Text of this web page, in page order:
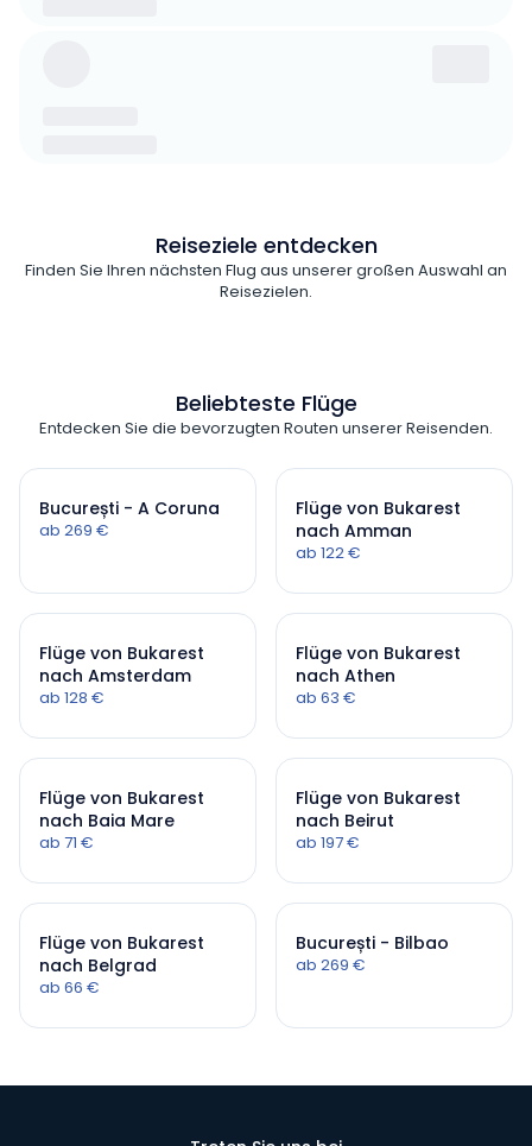
Reiseziele entdecken
Finden Sie Ihren nächsten Flug aus unserer großen Auswahl an
Reisezielen.
Beliebteste Flüge
Entdecken Sie die bevorzugten Routen unserer Reisenden.
București - A Coruna
ab 269 €
Flüge von Bukarest
nach Amman
ab 122 €
Flüge von Bukarest
nach Amsterdam
ab 128 €
Flüge von Bukarest
nach Athen
ab 63 €
Flüge von Bukarest
nach Baia Mare
ab 71 €
Flüge von Bukarest
nach Beirut
ab 197 €
Flüge von Bukarest
nach Belgrad
ab 66 €
București - Bilbao
ab 269 €